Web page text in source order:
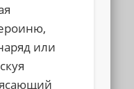
или